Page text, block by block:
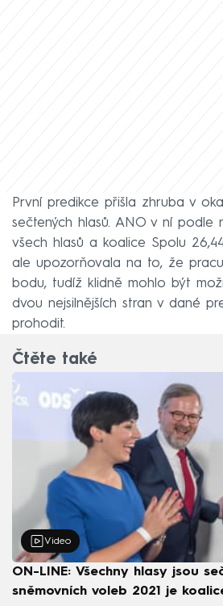
První predikce přišla zhruba v
sečtených hlasů. ANO v ní podle
všech hlasů a koalice Spolu
ale upozorňovala na to, že
bodu, tudíž klidně mohlo být
dvou nejsilnějších stran v dané
prohodit.
Čtěte také
Video
ON-LINE: Všechny hlasy jsou
sněmovních voleb 2021 je